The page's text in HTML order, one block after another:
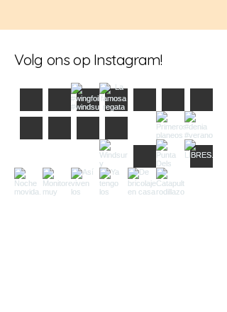
Volg ons op Instagram!